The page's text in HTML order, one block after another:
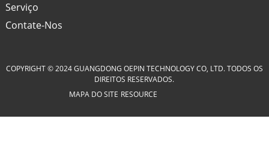
Serviço
Contate-Nos
COPYRIGHT © 2024 GUANGDONG OEPIN TECHNOLOGY CO, LTD. TODOS OS
DIREITOS RESERVADOS.
MAPA DO SITE RESOURCE